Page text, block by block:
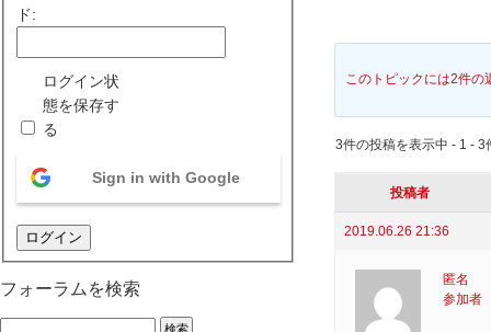
このトピックには2件の
3件の投稿を表示中 - 1 - 3
投稿者
2019.06.26 21:36
匿名
参加者
ド:
ログイン状
態を保存す
る
Sign in with Google
ログイン
フォーラムを検索